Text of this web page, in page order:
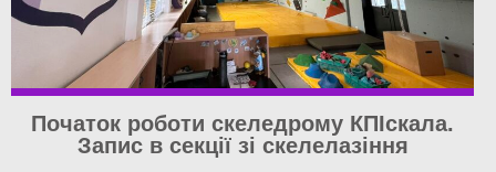
Початок роботи скеледрому КПІскала.
Запис в секції зі скелелазіння